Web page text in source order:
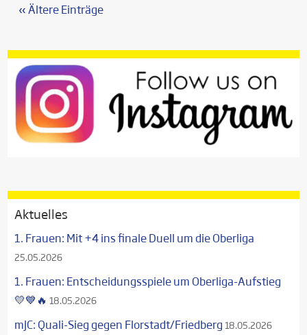
« Ältere Einträge
Aktuelles
1. Frauen: Mit +4 ins finale Duell um die Oberliga
25.05.2026
1. Frauen: Entscheidungsspiele um Oberliga-Aufstieg
💛💙🔥 18.05.2026
mJC: Quali-Sieg gegen Florstadt/Friedberg 18.05.2026